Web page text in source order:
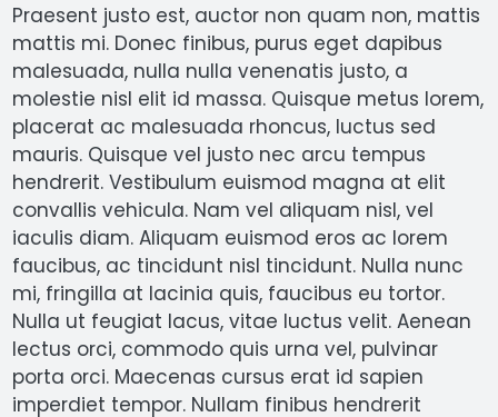
Praesent justo est, auctor non quam non, mattis
mattis mi. Donec finibus, purus eget dapibus
malesuada, nulla nulla venenatis justo, a
molestie nisl elit id massa. Quisque metus lorem,
placerat ac malesuada rhoncus, luctus sed
mauris. Quisque vel justo nec arcu tempus
hendrerit. Vestibulum euismod magna at elit
convallis vehicula. Nam vel aliquam nisl, vel
iaculis diam. Aliquam euismod eros ac lorem
faucibus, ac tincidunt nisl tincidunt. Nulla nunc
mi, fringilla at lacinia quis, faucibus eu tortor.
Nulla ut feugiat lacus, vitae luctus velit. Aenean
lectus orci, commodo quis urna vel, pulvinar
porta orci. Maecenas cursus erat id sapien
imperdiet tempor. Nullam finibus hendrerit